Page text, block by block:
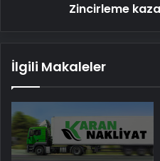
Zincirleme
İlgili Makaleler